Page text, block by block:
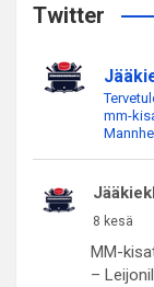
c
Twitter
mm-
8 kesä
MM-
–